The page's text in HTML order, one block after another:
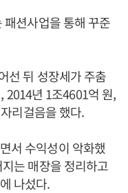
패션사업을 통해 꾸준
선 뒤 성장세가 주춤
2014년 1조4601억 원,
리걸음을 했다.
서 수익성이 악화했
는 매장을 정리하고
나섰다.